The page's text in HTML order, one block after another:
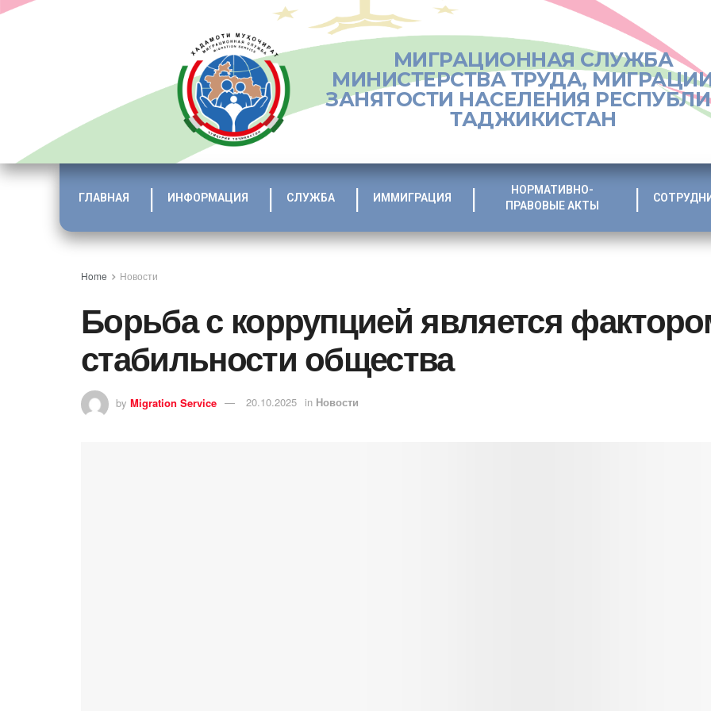
МИГРАЦИОННАЯ СЛУЖБА
МИНИСТЕРСТВА ТРУДА,
ЗАНЯТОСТИ НАСЕЛЕНИЯ
ТАДЖИКИСТАН
ГЛАВНАЯ ИНФОРМАЦИЯ СЛУЖБА ИММИГРАЦИЯ
НОРМАТИВНО-
ПРАВОВЫЕ АКТЫ
Home Новости
Борьба с коррупцией является
стабильности общества
by Migration Service 20.10.2025 in Новости